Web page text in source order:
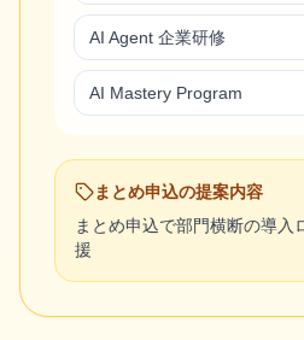
AI Agent 企業研修
AI Mastery Program
まとめ申込の提案内容
まとめ申込で部門横断の導入
援